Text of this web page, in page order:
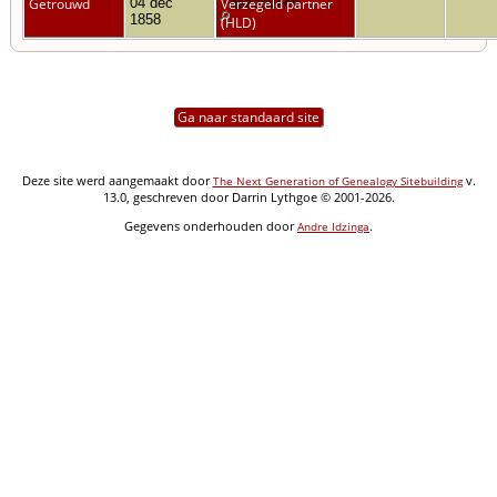
Getrouwd
1858
Verzegeld partner
(HLD)
Ga naar standaard site
Deze site werd aangemaakt doorThe Next Generation of Genealogy Sitebuildingv.
13.0, geschreven door Darrin Lythgoe © 2001-2026.
Gegevens onderhouden doorAndre Idzinga.